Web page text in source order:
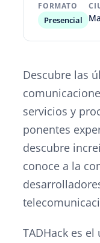
FORMATO
Presencial
Descubre las
servicios y
ponentes
descubre
conoce a la
TADHack es